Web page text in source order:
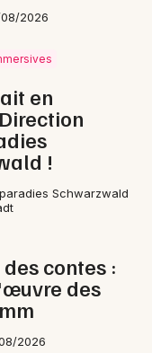
Comté
Franche-
2026
en
!
Schwarzwald
contes :
des
2026